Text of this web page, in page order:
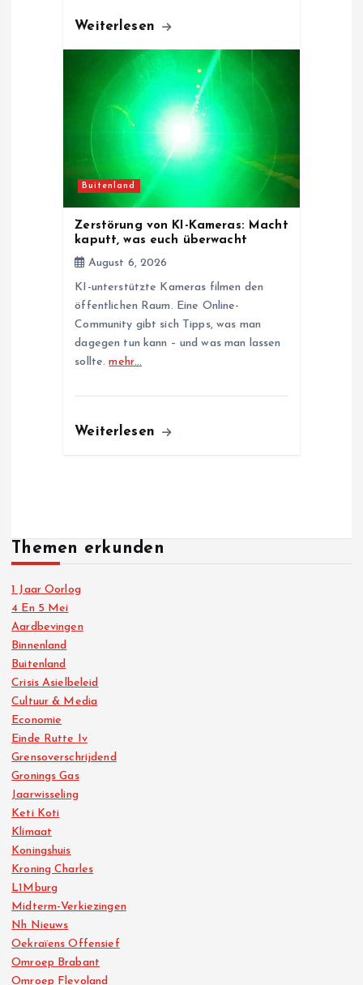
Weiterlesen
Buitenland
Zerstörung von KI-Kameras: Macht
kaputt, was euch überwacht
August 6, 2026
KI-unterstützte Kameras filmen den
öffentlichen Raum. Eine Online-
Community gibt sich Tipps, was man
dagegen tun kann – und was man lassen
sollte.mehr…
Weiterlesen
Themen erkunden
1 Jaar Oorlog
4 En 5 Mei
Aardbevingen
Binnenland
Buitenland
Crisis Asielbeleid
Cultuur & Media
Economie
Einde Rutte Iv
Grensoverschrijdend
Gronings Gas
Jaarwisseling
Keti Koti
Klimaat
Koningshuis
Kroning Charles
L1Mburg
Midterm-Verkiezingen
Nh Nieuws
Oekraïens Offensief
Omroep Brabant
Omroep Flevoland